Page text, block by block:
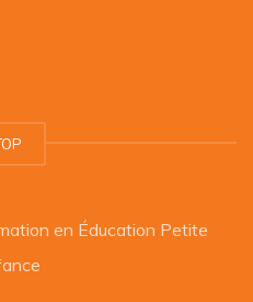
en Éducation Petite